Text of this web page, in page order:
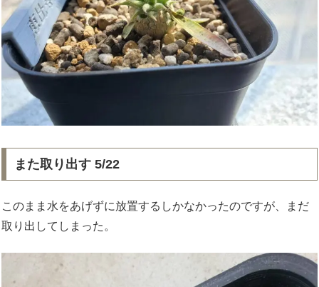
また取り出す 5/22
このまま水をあげずに放置するしかなかったのですが、まだ
取り出してしまった。